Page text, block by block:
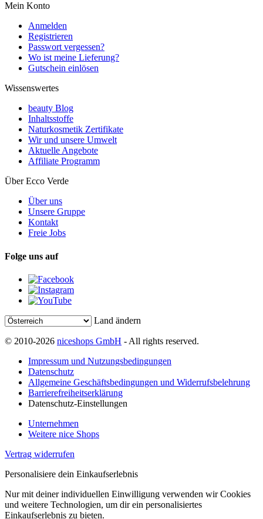
Mein Konto
Anmelden
Registrieren
Passwort vergessen?
Wo ist meine Lieferung?
Gutschein einlösen
Wissenswertes
beauty Blog
Inhaltsstoffe
Naturkosmetik Zertifikate
Wir und unsere Umwelt
Aktuelle Angebote
Affiliate Programm
Über Ecco Verde
Über uns
Unsere Gruppe
Kontakt
Freie Jobs
Folge uns auf
Land ändern
© 2010-2026 niceshops GmbH - All rights reserved.
Impressum und Nutzungsbedingungen
Datenschutz
Allgemeine Geschäftsbedingungen und Widerrufsbelehrung
Barrierefreiheitserklärung
Datenschutz-Einstellungen
Unternehmen
Weitere nice Shops
Vertrag widerrufen
Personalisiere dein Einkaufserlebnis
Nur mit deiner individuellen Einwilligung verwenden wir Cookies
und weitere Technologien, um dir ein personalisiertes
Einkaufserlebnis zu bieten.